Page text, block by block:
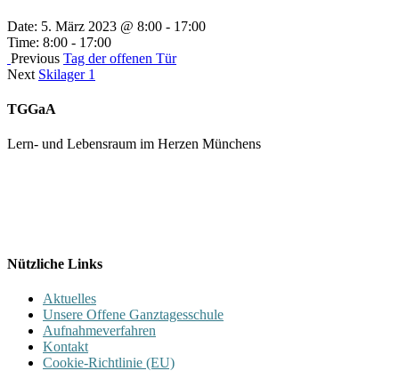
Date: 5. März 2023 @ 8:00 - 17:00
Time: 8:00 - 17:00
Previous Tag der offenen Tür
Next Skilager 1
TGGaA
Lern- und Lebensraum im Herzen Münchens
Nützliche Links
Aktuelles
Unsere Offene Ganztagesschule
Aufnahmeverfahren
Kontakt
Cookie-Richtlinie (EU)